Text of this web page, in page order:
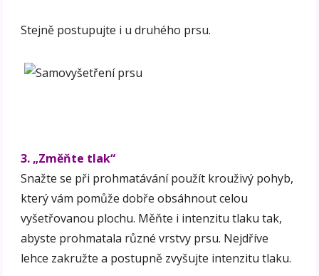
Stejně postupujte i u druhého prsu.
3. „Změňte tlak“
Snažte se při prohmatávání použít krouživý pohyb,
který vám pomůže dobře obsáhnout celou
vyšetřovanou plochu. Měňte i intenzitu tlaku tak,
abyste prohmatala různé vrstvy prsu. Nejdříve
lehce zakružte a postupně zvyšujte intenzitu tlaku.